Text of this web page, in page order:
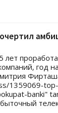
лет
год
1359069-
banki"